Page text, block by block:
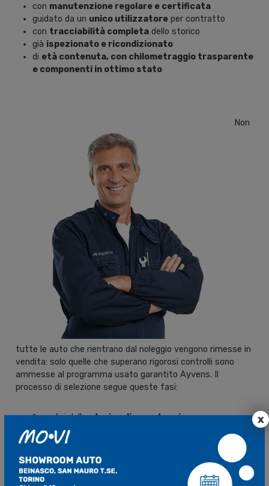
con manutenzione regolare e certificata
guidato da un unico utilizzatore per contratto
con tracciabilità completa dello storico
già ispezionato e ricondizionato
di età contenuta, con chilometraggio trasparente
e componenti in ottimo stato
Non
tutte le auto che rientrano dal noleggio vengono rimesse in
vendita: solo quelle che superano rigorosi controlli sono
ammesse al programma usato garantito Ayvens. Il
processo di selezione segue queste fasi:
analisi dellostorico di manutenzione
verifica chilometrica
valutazione estetica e funzionale
controlli meccanici approfonditi
Solo i veicoli che superano tutti questi controlli
x